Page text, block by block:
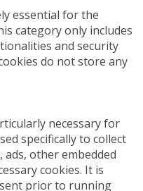
essential for the
category only includes
and security
do not store any
necessary for
specifically to collect
ads, other embedded
cookies. It is
prior to running